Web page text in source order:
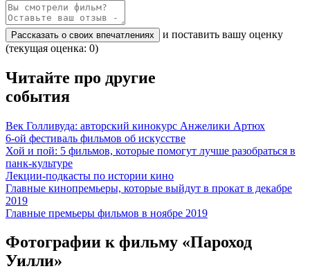
Рассказать о своих впечатлениях
и поставить вашу оценку
(текущая оценка: 0)
Читайте про другие
события
Век Голливуда: авторский кинокурс Анжелики Артюх
6-ой фестиваль фильмов об искусстве
Хой и пой: 5 фильмов, которые помогут лучше разобраться в
панк-культуре
Лекции-подкасты по истории кино
Главные кинопремьеры, которые выйдут в прокат в декабре
2019
Главные премьеры фильмов в ноябре 2019
Фотографии к фильму «Пароход
Уилли»